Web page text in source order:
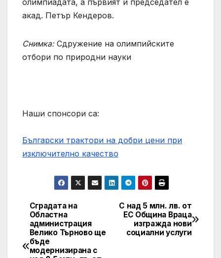
олимпиадата, а първият ѝ председател е
акад. Петър Кендеров.
Снимка:Сдружение на олимпийските
отбори по природни науки
Наши спонсори са:
Български трактори на добри цени при
изключително качество
Post
navigation
С над 5 млн. лв. от
ЕС Община Враца
изгражда нови
социални услуги
Сградата на
Областна
администрация
Велико Търново ще
бъде
модернизирана с